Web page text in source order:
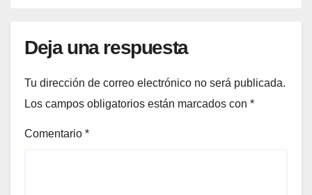
Deja una respuesta
Tu dirección de correo electrónico no será publicada.
Los campos obligatorios están marcados con *
Comentario *